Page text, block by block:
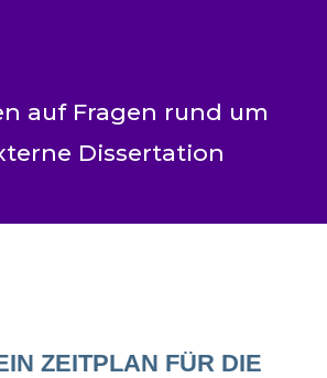
auf Fragen rund um
Dissertation
ZEITPLAN FÜR DIE